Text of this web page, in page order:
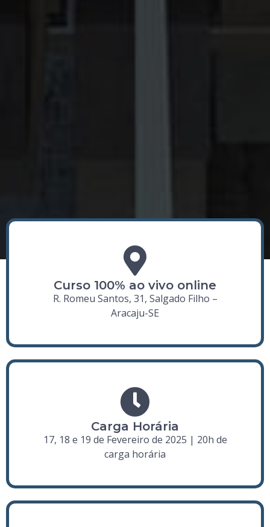
Curso 100% ao vivo online
R. Romeu Santos, 31, Salgado Filho –
Aracaju-SE
Carga Horária
17, 18 e 19 de Fevereiro de 2025 | 20h de
carga horária